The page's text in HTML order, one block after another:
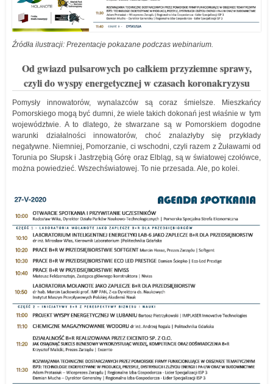
Źródła ilustracji: Prezentacje pokazane podczas webinarium.
Od gwiazd pulsarowych po całkiem przyziemne sprawy,
czyli do wyspy energetycznej w czasach koronakryzysu
Pomysły innowatorów, wynalazców są coraz śmielsze. Mieszkańcy
Pomorskiego mogą być dumni, że wiele takich dokonań jest właśnie w tym
województwie. A to dlatego, że stwarzane są w Pomorskiem dogodne
warunki działalności innowatorów, choć znalazłyby się przykłady
negatywne. Niemniej, Pomorzanie, ci wschodni, czyli razem z Żuławami od
Torunia po Słupsk i Jastrzębią Górę oraz Elbląg, są w światowej czołówce,
można powiedzieć. Wszechświatowej. To nie przesada. Ale, po kolei.